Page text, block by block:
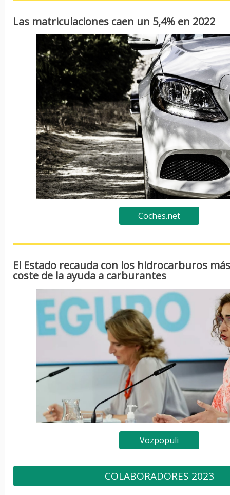
Las matriculaciones caen un 5,4% en 2022
Coches.net
El Estado recauda con los hidrocarburos
coste de la ayuda a carburantes
Vozpopuli
COLABORADORES 2023